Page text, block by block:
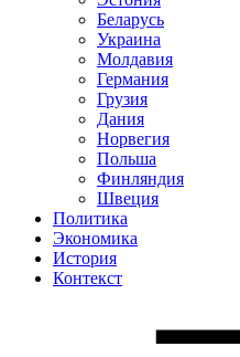
Беларусь
Украина
Молдавия
Германия
Грузия
Дания
Норвегия
Польша
Финляндия
Швеция
Политика
Экономика
История
Контекст